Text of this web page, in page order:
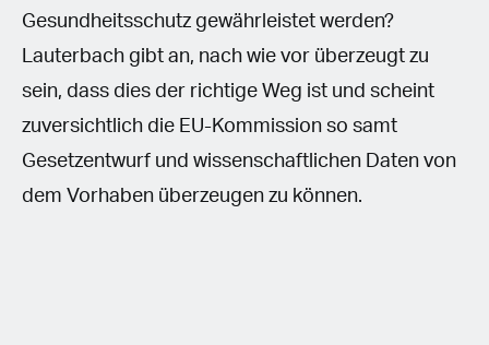
Gesundheitsschutz gewährleistet werden?
Lauterbach gibt an, nach wie vor überzeugt zu
sein, dass dies der richtige Weg ist und scheint
zuversichtlich die EU-Kommission so samt
Gesetzentwurf und wissenschaftlichen Daten von
dem Vorhaben überzeugen zu können.